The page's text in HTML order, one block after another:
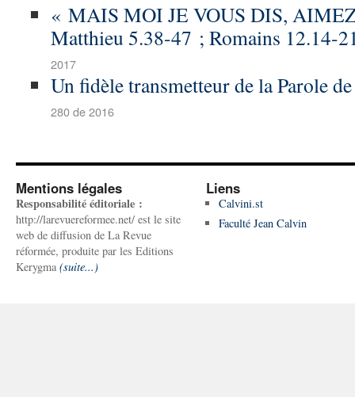
« MAIS MOI JE VOUS DIS,
Matthieu 5.38-47 ; Romains 12.14-
2017
Un fidèle transmetteur de la Parole
280 de 2016
Mentions légales
Responsabilité éditoriale :
http://larevuereformee.net/ est le site
web de diffusion de La Revue
réformée, produite par les Editions
Kerygma (suite...)
Liens
Calvini.st
Faculté Jean Calvin